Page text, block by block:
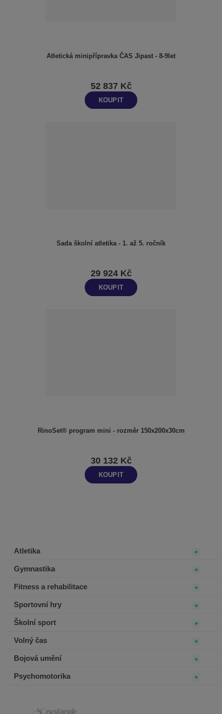
Atletická minipřípravka ČAS Jipast - 8-9let
52 837 Kč
KOUPIT
Sada školní atletika - 1. až 5. ročník
29 924 Kč
KOUPIT
RinoSet® program mini - rozměr 150x200x30cm
30 132 Kč
KOUPIT
Atletika
Gymnastika
Fitness a rehabilitace
Sportovní hry
Školní sport
Volný čas
Bojová umění
Psychomotorika